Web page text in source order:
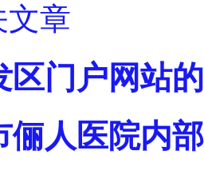
文章
区门户网站
俪人医院内